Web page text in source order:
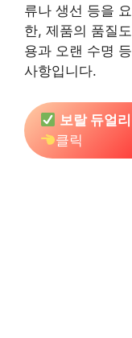
류나 생선 등을
한, 제품의 품질
용과 오랜 수명
사항입니다.
보랄 듀얼
클릭